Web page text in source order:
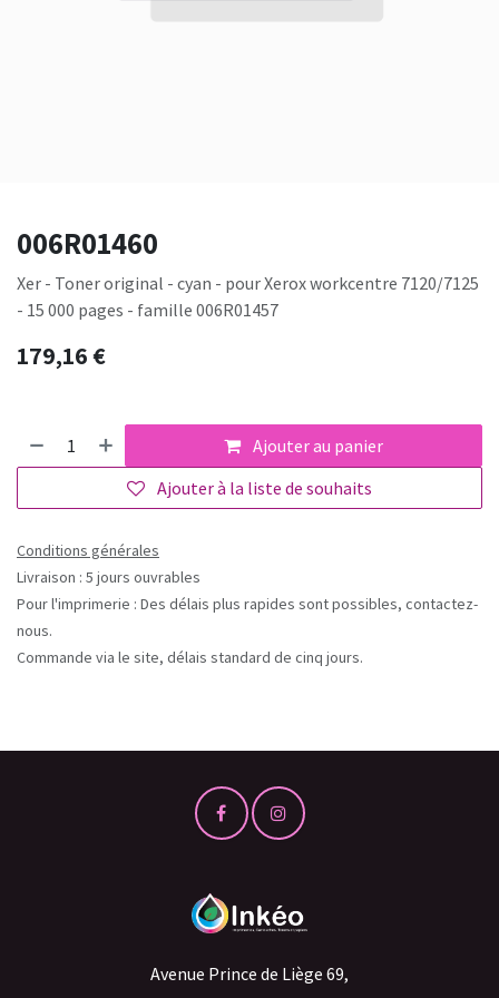
006R01460
Xer - Toner original - cyan - pour Xerox workcentre 7120/7125
- 15 000 pages - famille 006R01457
179,16€
Ajouter au panier
Ajouter à la liste de souhaits
Conditions générales
Livraison : 5 jours ouvrables
Pour l'imprimerie : Des délais plus rapides sont possibles, contactez-
nous.
Commande via le site, délais standard de cinq jours.
Avenue Prince de Liège 69,